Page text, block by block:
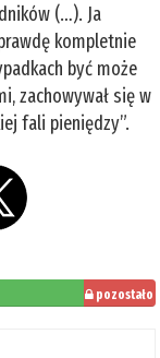
(…). Ja
kompletnie
być może
zachowywał się w
fali pieniędzy”.
pozostało